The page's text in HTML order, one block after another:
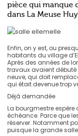
pièce qui manque
dans La Meuse
Enfin, on y est, ou
habitants du village
Après des années de
travaux avaient
neuve, qui doit
qui était devenue trop
Déjà demandée
La bourgmestre
échéance. Parce que
réserver. Notamment
puisque la grande